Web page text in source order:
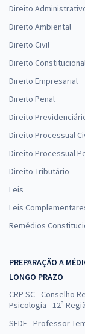
Direito
Direito Ambiental
Direito Civil
Direito
Direito Empresarial
Direito Penal
Direito
Direito Processual
Direito Processual
Direito Tributário
Leis
Leis
Remédios
PREPARAÇÃO A
LONGO PRAZO
CRP SC - Conselho
Psicologia - 12ª
SEDF - Professor